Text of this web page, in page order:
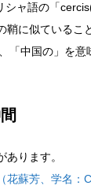
シャ語の「
に似ているこ
「中国の」を意
ります。
花蘇芳、学名：